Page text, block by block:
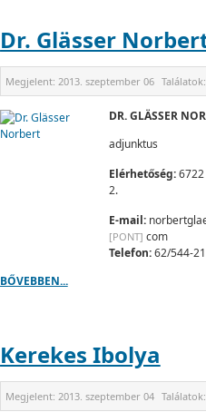
Dr. Glässer
Megjelent: 2013. szeptember 06
DR. GLÄSSER
adjunktus
Elérhetőség:6722
2.
E-mail:
[PONT] com
Telefon:62/544-
BŐVEBBEN...
Kerekes Ibolya
Megjelent: 2013. szeptember 04